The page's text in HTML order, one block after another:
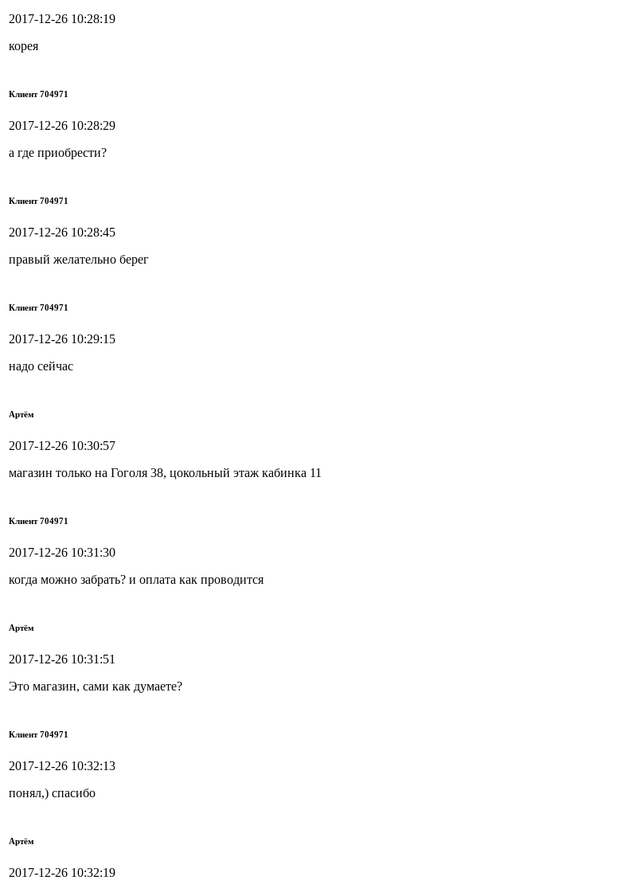
2017-12-26 10:28:19
корея
Клиент 704971
2017-12-26 10:28:29
а где приобрести?
Клиент 704971
2017-12-26 10:28:45
правый желательно берег
Клиент 704971
2017-12-26 10:29:15
надо сейчас
Артём
2017-12-26 10:30:57
магазин только на Гоголя 38, цокольный этаж кабинка 11
Клиент 704971
2017-12-26 10:31:30
когда можно забрать? и оплата как проводится
Артём
2017-12-26 10:31:51
Это магазин, сами как думаете?
Клиент 704971
2017-12-26 10:32:13
понял,) спасибо
Артём
2017-12-26 10:32:19